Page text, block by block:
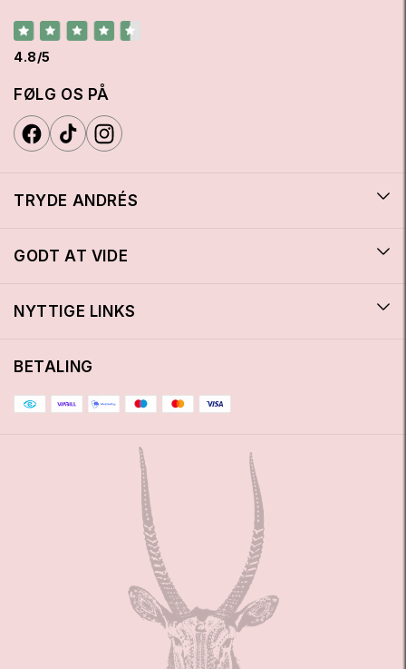
4.8/5
FØLG OS PÅ
TRYDE ANDRÉS
GODT AT VIDE
NYTTIGE LINKS
BETALING